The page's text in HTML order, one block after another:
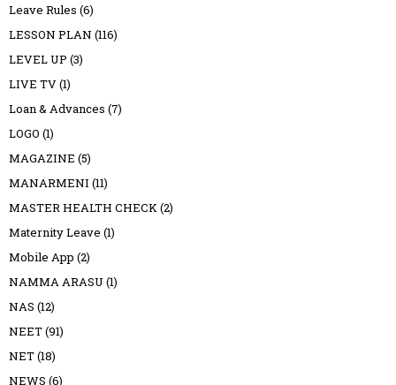
Leave Rules (6)
LESSON PLAN (116)
LEVEL UP (3)
LIVE TV(1)
Loan & Advances (7)
LOGO (1)
MAGAZINE (5)
MANARMENI (11)
MASTER HEALTH CHECK(2)
Maternity Leave (1)
Mobile App (2)
NAMMA ARASU (1)
NAS (12)
NEET(91)
NET(18)
NEWS (6)